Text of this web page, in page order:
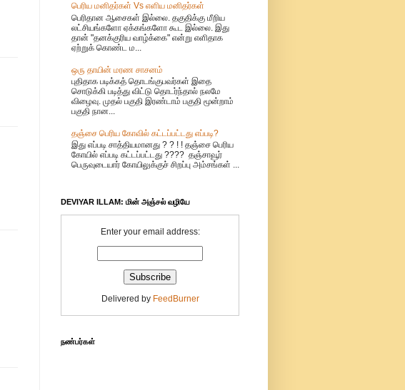
பெரிய மனிதர்கள் Vs எளிய மனிதர்கள்
பெரிதான ஆசைகள் இல்லை. தகுதிக்கு மீறிய
லட்சியங்களோ ஏக்கங்களோ கூட இல்லை. இது
தான் "தனக்குரிய வாழ்க்கை" என்று எளிதாக
ஏற்றுக் கொண்ட ம...
ஒரு தாயின் மரண சாசனம்
புதிதாக படிக்கத் தொடங்குபவர்கள் இதை
சொடுக்கி படித்து விட்டு தொடர்ந்தால் நலமே
விழைவு. முதல் பகுதி இரண்டாம் பகுதி மூன்றாம்
பகுதி நான...
தஞ்சை பெரிய கோவில் கட்டப்பட்டது எப்படி?
இது எப்படி சாத்தியமானது ? ? ! ! தஞ்சை பெரிய
கோயில் எப்படி கட்டப்பட்டது ???? தஞ்சாவூர்
பெருவுடையார் கோயிலுக்குச் சிறப்பு அம்சங்கள் ...
DEVIYAR ILLAM: மின் அஞ்சல் வழியே
Enter your email address:
Delivered by FeedBurner
நண்பர்கள்